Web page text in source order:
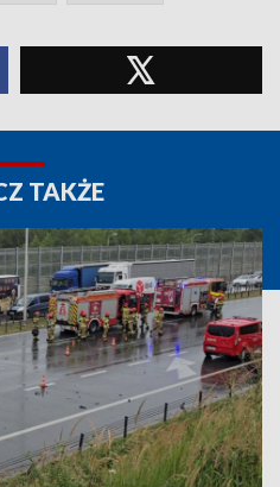
TAKŻE